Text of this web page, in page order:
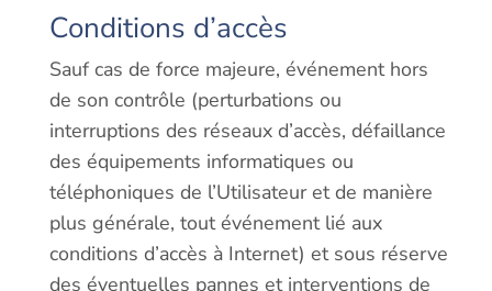
Conditions d’accès
Sauf cas de force majeure, événement hors
de son contrôle (perturbations ou
interruptions des réseaux d’accès, défaillance
des équipements informatiques ou
téléphoniques de l’Utilisateur et de manière
plus générale, tout événement lié aux
conditions d’accès à Internet) et sous réserve
des éventuelles pannes et interventions de